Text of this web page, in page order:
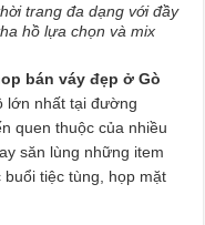
trang đa dạng với đầy
hồ lựa chọn và mix
bán váy đẹp ở Gò
lớn nhất tại đường
quen thuộc của nhiều
săn lùng những item
tiệc tùng, họp mặt